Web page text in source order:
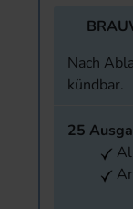
Nach
kündbar.
25